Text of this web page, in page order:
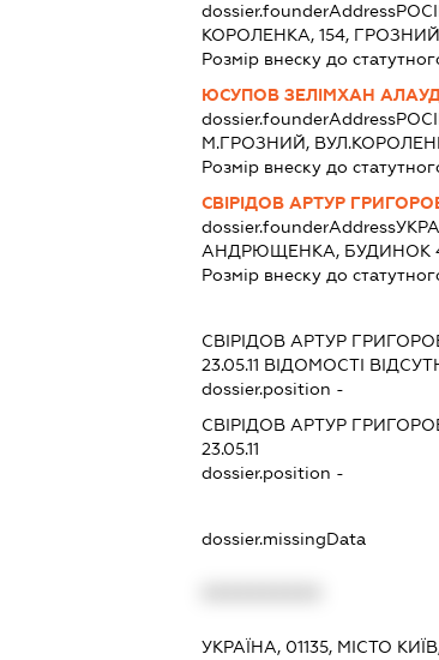
dossier.founderAddress
КОРОЛЕНКА, 154, ГРОЗНИЙ
Розмір внеску до
ЮСУПОВ ЗЕЛІМХАН
dossier.founderAddress
М.ГРОЗНИЙ,
Розмір внеску до
СВІРІДОВ АРТУР
dossier.founderAddress
АНДРЮЩЕНКА, БУДИНОК
Розмір внеску до
СВІРІДОВ АРТУР
23.05.11 ВІДОМОСТІ
dossier.position -
СВІРІДОВ АРТУР
23.05.11
dossier.position -
dossier.missingData
УКРАЇНА, 01135, МІСТО